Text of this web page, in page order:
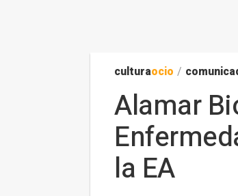
culturaocio /
Alamar
la EA